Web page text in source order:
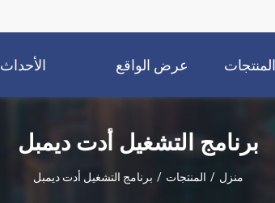
المنتجات عرض الواقع
الافتراضي
الأحداث
برنامج التشغيل أدت ديمبل
منزل / المنتجات / برنامج التشغيل أدت ديمبل